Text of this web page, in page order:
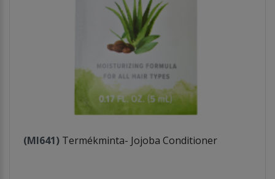
(MI641) Termékminta- Jojoba Conditioner